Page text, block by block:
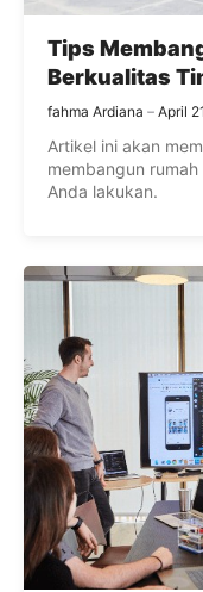
Tips
Berkualitas
fahma Ardiana April
Artikel ini akan
membangun
Anda lakukan.